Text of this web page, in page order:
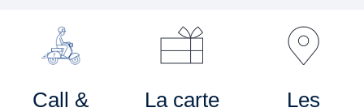
Call &
La carte
Les